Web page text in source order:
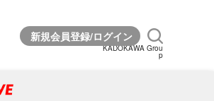
KADOKAWA Grou
p